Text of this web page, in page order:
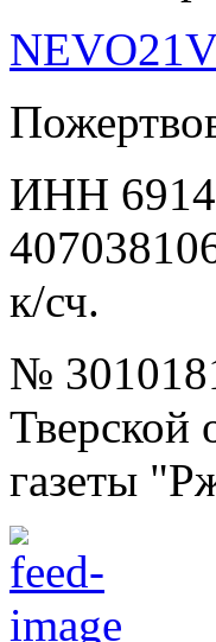
ИНН
к/сч.
№
Тверской
газеты